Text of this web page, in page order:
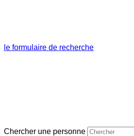
le formulaire de recherche
Chercher une personne